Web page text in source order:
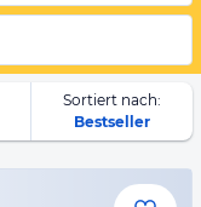
Sortiert nach:
Bestseller